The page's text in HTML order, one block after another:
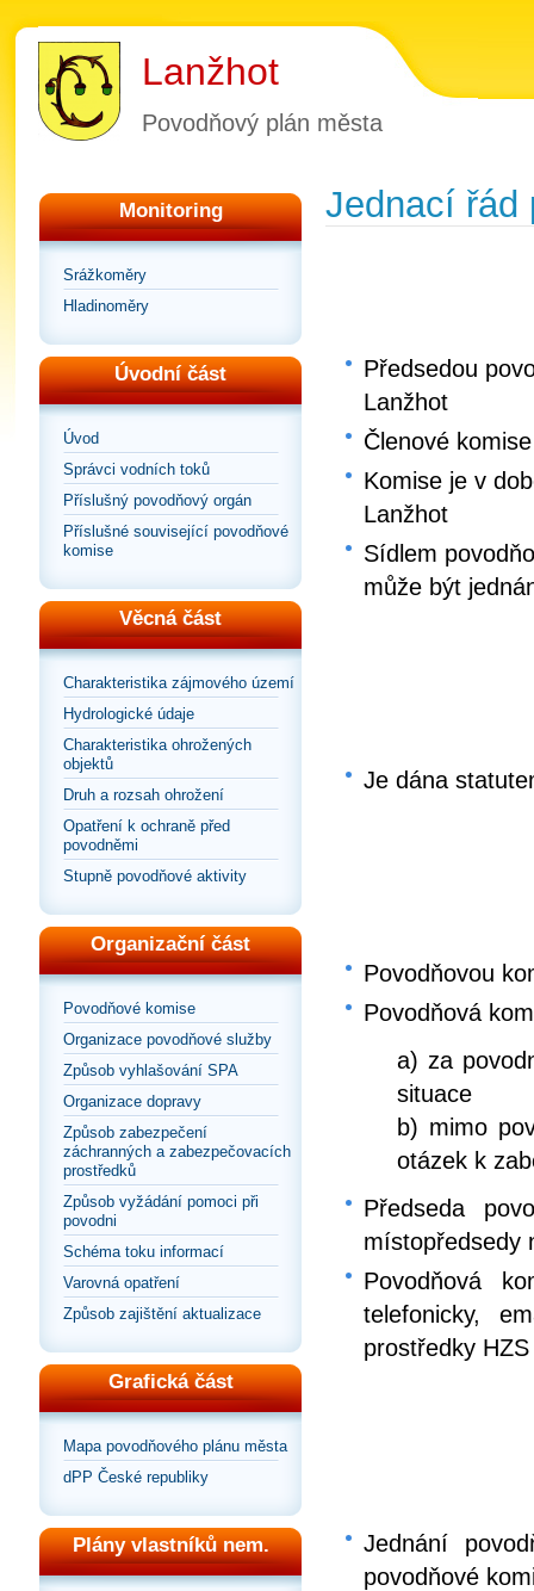
Lanžhot
Povodňový plán města
Monitoring
Srážkoměry
Hladinoměry
Úvodní část
Úvod
Správci vodních toků
Příslušný povodňový orgán
Příslušné související povodňové
komise
Věcná část
Charakteristika zájmového území
Hydrologické údaje
Charakteristika ohrožených
objektů
Druh a rozsah ohrožení
Opatření k ochraně před
povodněmi
Stupně povodňové aktivity
Organizační část
Povodňové komise
Organizace povodňové služby
Způsob vyhlašování SPA
Organizace dopravy
Způsob zabezpečení
záchranných a zabezpečovacích
prostředků
Způsob vyžádání pomoci při
povodni
Schéma toku informací
Varovná opatření
Způsob zajištění aktualizace
Grafická část
Mapa povodňového plánu města
dPP České republiky
Plány vlastníků nem.
Jednací řád
Předsedou
Lanžhot
Členové
Komise je v
Lanžhot
Sídlem
může být
Je dána
Povodňovou
Povodňová
a) za
situace
b) mimo
otázek k
Předseda
místopředsedy
Povodňová
telefonicky,
prostředky
Jednání
povodňové